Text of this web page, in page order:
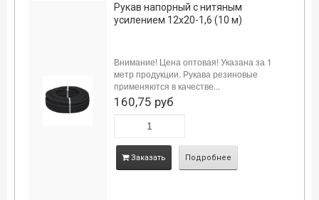
Рукав напорный с нитяным
усилением 12х20-1,6 (10 м)
Внимание! Цена оптовая! Указана за 1
метр продукции. Рукава резиновые
применяются в качестве...
160,75 руб
Заказать Подробнее